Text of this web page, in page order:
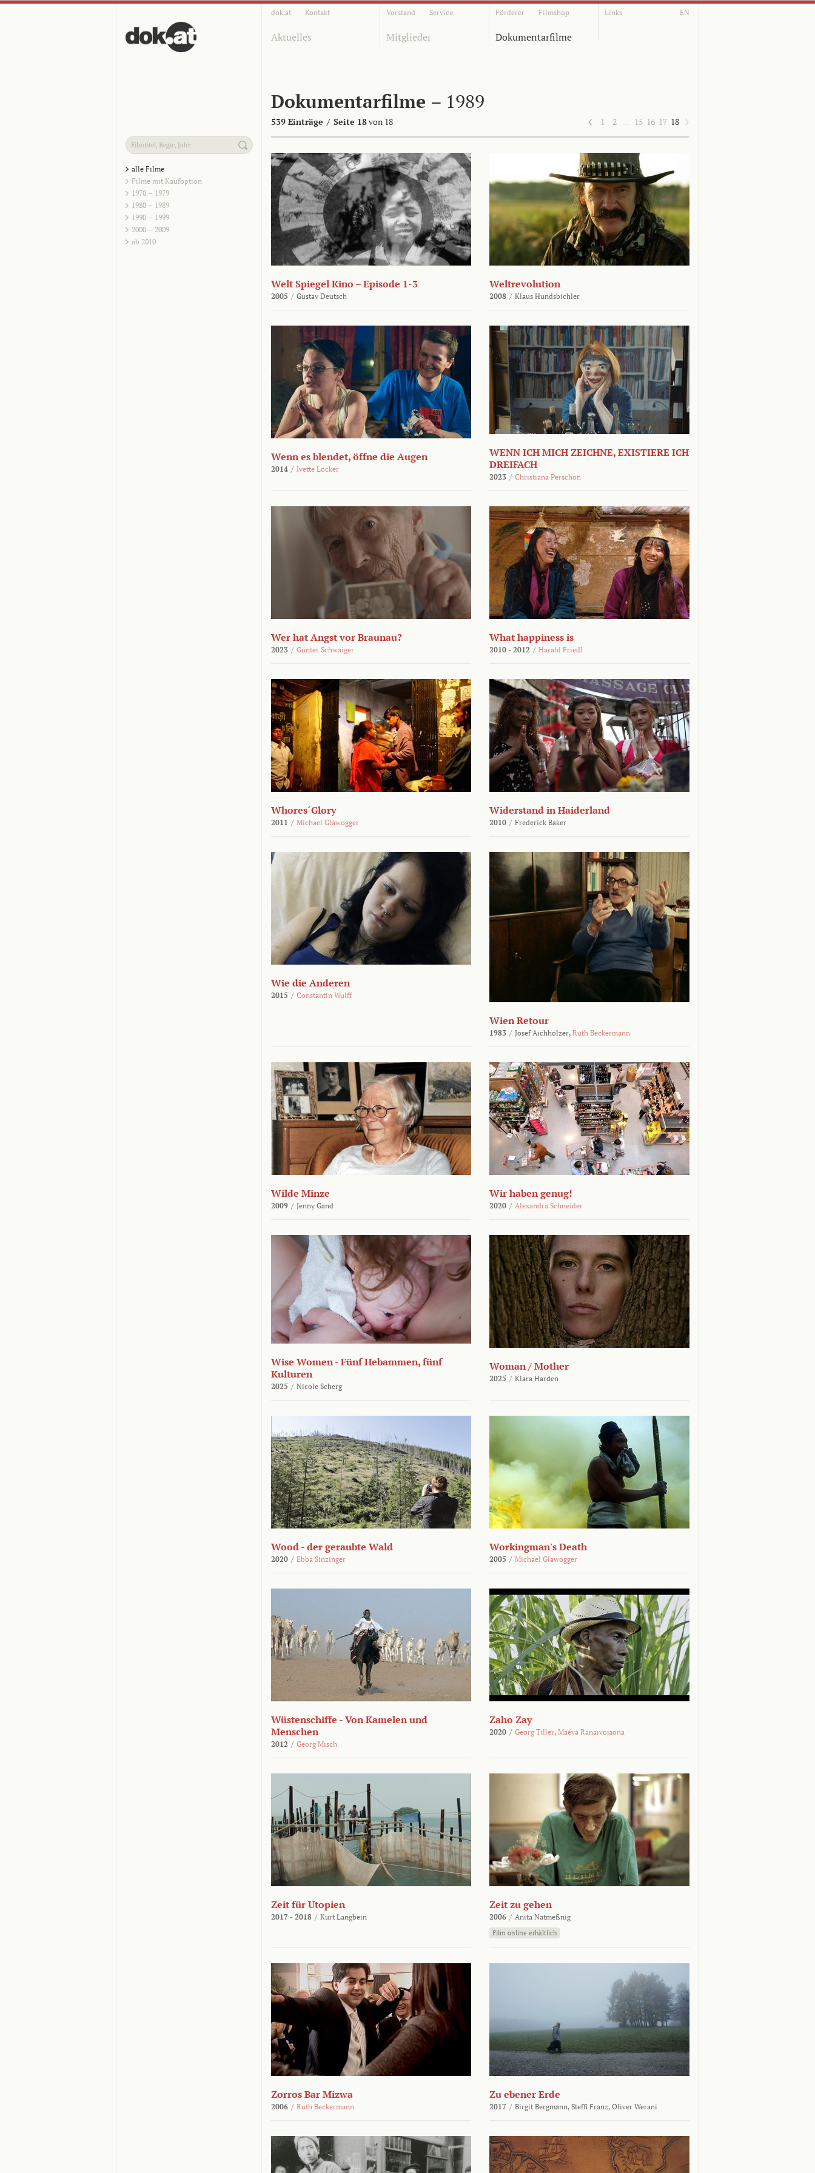
dok.at Kontakt Vorstand Service Förderer Filmshop Links EN
Aktuelles Mitglieder Dokumentarfilme
Dokumentarfilme – 1989
539 Einträge / Seite 18von 18 1 2 … 15 16 17 18
alle Filme
Filme mit Kaufoption
1970 – 1979
1980 – 1989
1990 – 1999
2000 – 2009
ab 2010
Welt Spiegel Kino – Episode 1-3
2005 / Gustav Deutsch
Weltrevolution
2008 / Klaus Hundsbichler
Wenn es blendet, öffne die Augen
2014 / Ivette Löcker
WENN ICH MICH ZEICHNE, EXISTIERE ICH
DREIFACH
2023 / Christiana Perschon
Wer hat Angst vor Braunau?
2023 / Günter Schwaiger
What happiness is
2010 - 2012 / Harald Friedl
Whores´Glory
2011 / Michael Glawogger
Widerstand in Haiderland
2010 / Frederick Baker
Wie die Anderen
2015 / Constantin Wulff
Wien Retour
1983 / Josef Aichholzer, Ruth Beckermann
Wilde Minze
2009 / Jenny Gand
Wir haben genug!
2020 / Alexandra Schneider
Wise Women - Fünf Hebammen, fünf
Kulturen
2025 / Nicole Scherg
Woman / Mother
2025 / Klara Harden
Wood - der geraubte Wald
2020 / Ebba Sinzinger
Workingman's Death
2005 / Michael Glawogger
Wüstenschiffe - Von Kamelen und
Menschen
2012 / Georg Misch
Zaho Zay
2020 / Georg Tiller, Maéva Ranaïvojaona
Zeit für Utopien
2017 - 2018 / Kurt Langbein
Zeit zu gehen
2006 / Anita Natmeßnig
Film online erhältlich
Zorros Bar Mizwa
2006 / Ruth Beckermann
Zu ebener Erde
2017 / Birgit Bergmann, Steffi Franz, Oliver Werani